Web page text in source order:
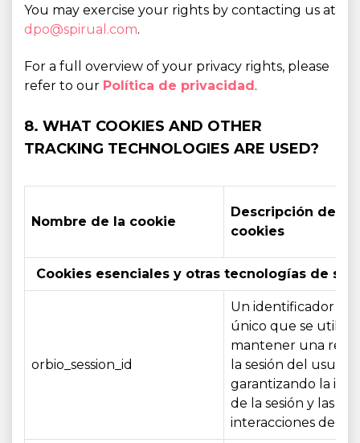
You may exercise your rights by contacting us at
dpo@spirual.com.
For a full overview of your privacy rights, please
refer to our Política de privacidad.
8. WHAT COOKIES AND OTHER
TRACKING TECHNOLOGIES ARE USED?
Nombre de la cookie
Descripción de las
cookies
Cookies esenciales y otras tecnologías de
orbio_session_id
Un identificador de
único que se utiliza
mantener una
la sesión del
garantizando la
de la sesión y las
interacciones del